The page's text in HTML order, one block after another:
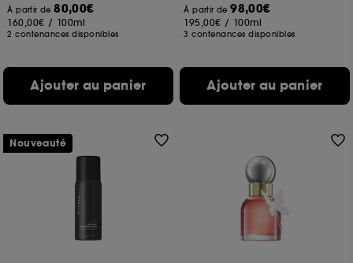
À partir de80,00€
160,00€ / 100ml
2 contenances disponibles
Ajouter au panier
À partir de98,00€
195,00€ / 100ml
3 contenances disponibles
Ajouter au panier
Nouveauté